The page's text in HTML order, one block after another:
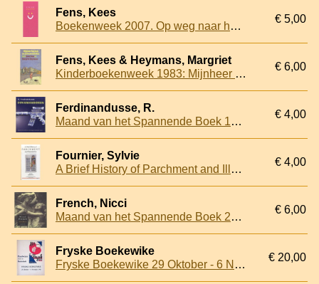
Fens, Kees
Boekenweek 2007. Op weg naar het schavot
€ 5,00
Fens, Kees & Heymans, Margriet
Kinderboekenweek 1983: Mijnheer Van Dale en juffrouw Scholten
€ 6,00
Ferdinandusse, R.
Maand van het Spannende Boek 1993: Dovemansoren
€ 4,00
Fournier, Sylvie
A Brief History of Parchment and Illumination
€ 4,00
French, Nicci
Maand van het Spannende Boek 2002: Verlies
€ 6,00
Fryske Boekewike
Fryske Boekewike 29 Oktober - 6 Novimber 1948: Paedwizer troch de Boekebosk
€ 20,00